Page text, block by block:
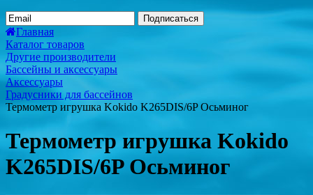
Подписаться
Главная
Каталог товаров
Другие производители
Бассейны и аксессуары
Аксессуары
Градусники для бассейнов
Термометр игрушка Kokido K265DIS/6P Осьминог
Термометр игрушка Kokido
K265DIS/6P Осьминог